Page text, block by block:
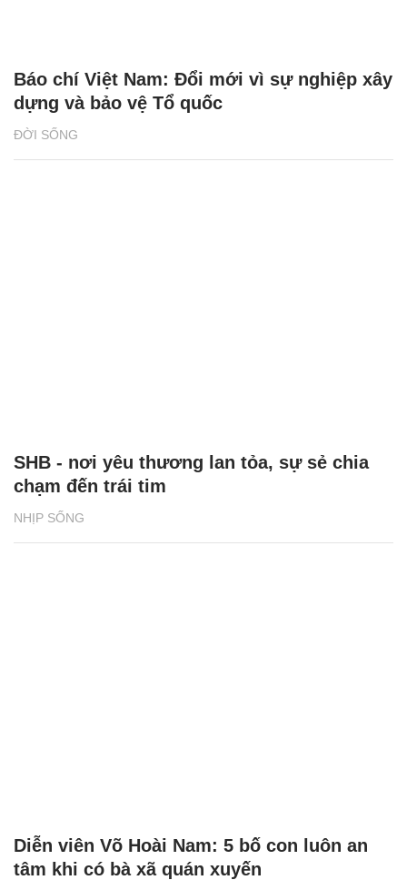
ĐỜI SỐNG
Báo chí Việt Nam: Đổi mới vì sự nghiệp xây
dựng và bảo vệ Tổ quốc
NHỊP SỐNG
SHB - nơi yêu thương lan tỏa, sự sẻ chia
chạm đến trái tim
Diễn viên Võ Hoài Nam: 5 bố con luôn an
tâm khi có bà xã quán xuyến